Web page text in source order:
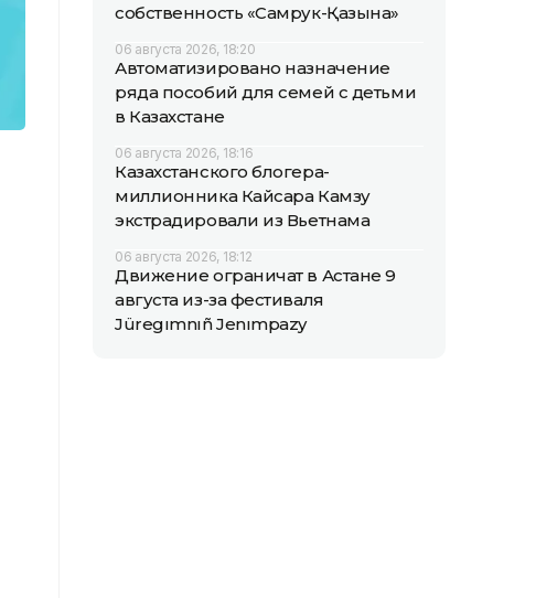
собственность «Самрук-Қазына»
06 августа 2026, 18:20
Автоматизировано назначение
ряда пособий для семей с детьми
в Казахстане
06 августа 2026, 18:16
Казахстанского блогера-
миллионника Кайсара Камзу
экстрадировали из Вьетнама
06 августа 2026, 18:12
Движение ограничат в Астане 9
августа из-за фестиваля
Jüregımnıñ Jenımpazy